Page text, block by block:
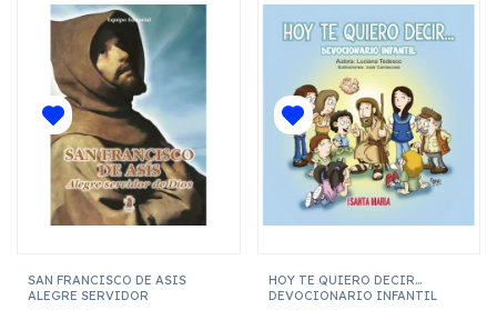
SAN FRANCISCO DE ASIS
ALEGRE SERVIDOR
HOY TE QUIERO DECIR...
DEVOCIONARIO INFANTIL